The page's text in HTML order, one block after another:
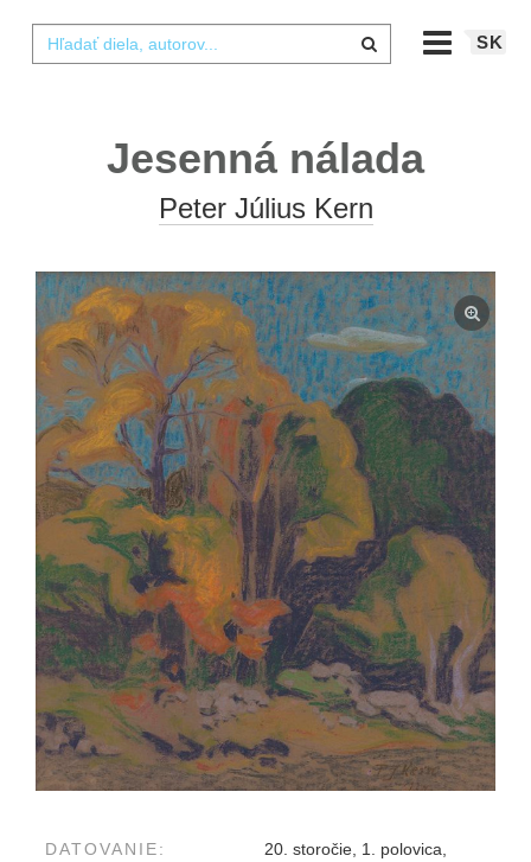
SK
Jesenná nálada
Peter Július Kern
DATOVANIE:
20. storočie, 1. polovica,